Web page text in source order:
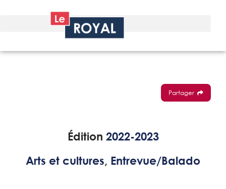
Partager
Édition 2022-2023
Arts et cultures, Entrevue/Balado